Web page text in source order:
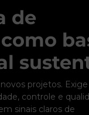
de
projetos.
controle e
sinais claros de